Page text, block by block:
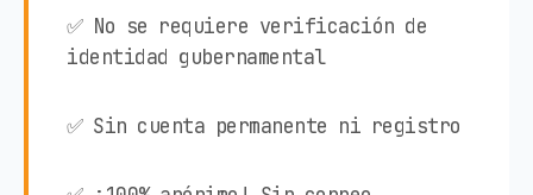
✅ No se requiere verificación de
identidad gubernamental
✅ Sin cuenta permanente ni registro